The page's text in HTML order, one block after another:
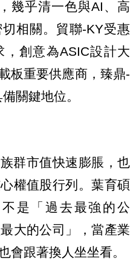
幾乎清一色與AI、高
相關。貿聯-KY受惠
創意為ASIC設計大
板重要供應商，臻鼎-
關鍵地位。
群市值快速膨脹，也
權值股行列。葉育碩
是「過去最強的公
大的公司」，當產業
會跟著換人坐坐看。